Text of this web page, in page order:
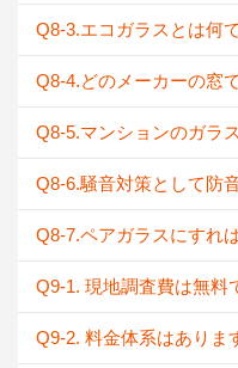
Q8-3.エコガラスとは何
Q8-4.どのメーカーの窓
Q8-5.マンションのガラ
Q8-6.騒音対策として防
Q8-7.ペアガラスにすれ
Q9-1. 現地調査費は無料
Q9-2. 料金体系はありま